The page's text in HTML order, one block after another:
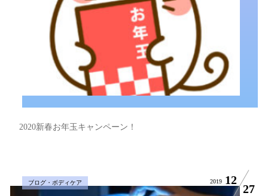
2020新春お年玉キャンペーン！
ブログ・ボディケア 2019 12
27